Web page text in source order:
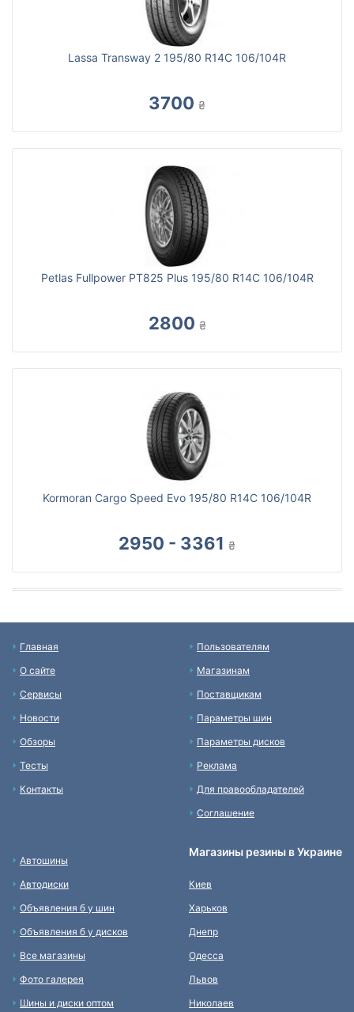
Lassa Transway 2 195/80 R14C 106/104R
3700 ₴
Petlas Fullpower PT825 Plus 195/80 R14C 106/104R
2800 ₴
Kormoran Cargo Speed Evo 195/80 R14C 106/104R
2950 - 3361 ₴
Главная
О сайте
Сервисы
Новости
Обзоры
Тесты
Контакты
Пользователям
Магазинам
Поставщикам
Параметры шин
Параметры дисков
Реклама
Для правообладателей
Соглашение
Автошины
Автодиски
Объявления б у шин
Объявления б у дисков
Все магазины
Фото галерея
Шины и диски оптом
Магазины резины в Украине
Киев
Харьков
Днепр
Одесса
Львов
Николаев